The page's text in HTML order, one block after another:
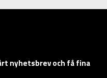
nyhetsbrev och få fina